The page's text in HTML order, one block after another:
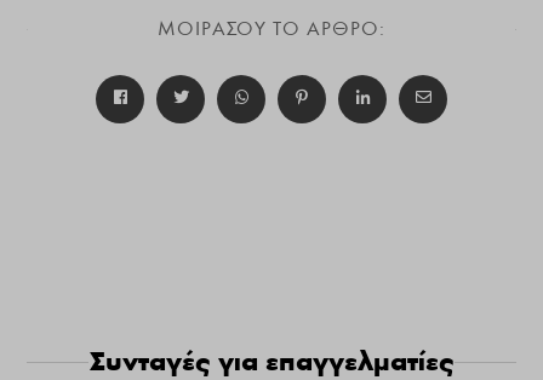
ΜΟΙΡΑΣΟΥ ΤΟ ΑΡΘΡΟ:
Συνταγές για επαγγελματίες